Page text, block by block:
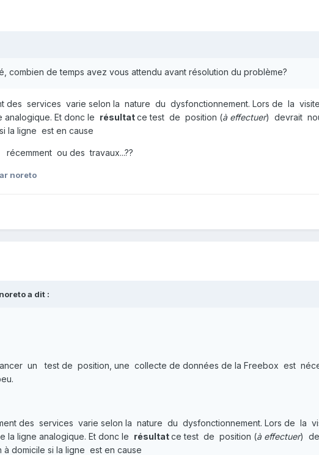
combien de temps avez vous attendu avant résolution du problème?
des services varie selon la nature du dysfonctionnement. Lors de la
analogique. Et donc le résultatce test de position (à effectuer) devrait
la ligne est en cause
ou des travaux...??
noreto
a dit :
un test de position, une collecte de données de la Freebox est
des services varie selon la nature du dysfonctionnement. Lors de la
la ligne analogique. Et donc le résultatce test de position (à effectuer)
domicile si la ligne est en cause